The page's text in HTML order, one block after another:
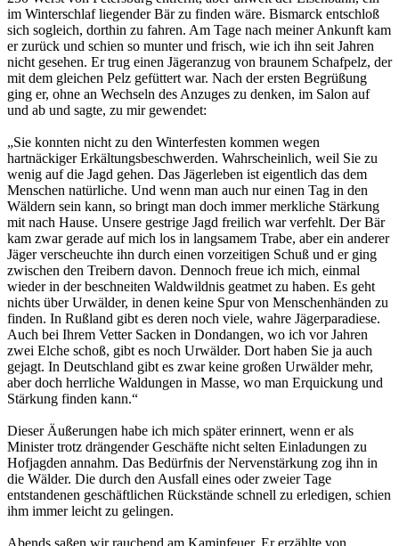
im Winterschlaf liegender Bär zu finden wäre. Bismarck entschloß
sich sogleich, dorthin zu fahren. Am Tage nach meiner Ankunft kam
er zurück und schien so munter und frisch, wie ich ihn seit Jahren
nicht gesehen. Er trug einen Jägeranzug von braunem Schafpelz, der
mit dem gleichen Pelz gefüttert war. Nach der ersten Begrüßung
ging er, ohne an Wechseln des Anzuges zu denken, im Salon auf
und ab und sagte, zu mir gewendet:
„Sie konnten nicht zu den Winterfesten kommen wegen
hartnäckiger Erkältungsbeschwerden. Wahrscheinlich, weil Sie zu
wenig auf die Jagd gehen. Das Jägerleben ist eigentlich das dem
Menschen natürliche. Und wenn man auch nur einen Tag in den
Wäldern sein kann, so bringt man doch immer merkliche Stärkung
mit nach Hause. Unsere gestrige Jagd freilich war verfehlt. Der Bär
kam zwar gerade auf mich los in langsamem Trabe, aber ein anderer
Jäger verscheuchte ihn durch einen vorzeitigen Schuß und er ging
zwischen den Treibern davon. Dennoch freue ich mich, einmal
wieder in der beschneiten Waldwildnis geatmet zu haben. Es geht
nichts über Urwälder, in denen keine Spur von Menschenhänden zu
finden. In Rußland gibt es deren noch viele, wahre Jägerparadiese.
Auch bei Ihrem Vetter Sacken in Dondangen, wo ich vor Jahren
zwei Elche schoß, gibt es noch Urwälder. Dort haben Sie ja auch
gejagt. In Deutschland gibt es zwar keine großen Urwälder mehr,
aber doch herrliche Waldungen in Masse, wo man Erquickung und
Stärkung finden kann.“
Dieser Äußerungen habe ich mich später erinnert, wenn er als
Minister trotz drängender Geschäfte nicht selten Einladungen zu
Hofjagden annahm. Das Bedürfnis der Nervenstärkung zog ihn in
die Wälder. Die durch den Ausfall eines oder zweier Tage
entstandenen geschäftlichen Rückstände schnell zu erledigen, schien
ihm immer leicht zu gelingen.